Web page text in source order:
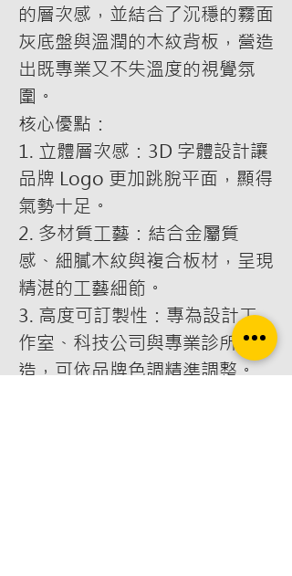
的層次感，並結合了沉穩的霧面
灰底盤與溫潤的木紋背板，營造
出既專業又不失溫度的視覺氛
圍。
核心優點：
1. 立體層次感：3D 字體設計讓
品牌 Logo 更加跳脫平面，顯得
氣勢十足。
2. 多材質工藝：結合金屬質
感、細膩木紋與複合板材，呈現
精湛的工藝細節。
3. 高度可訂製性：專為設計工
作室、科技公司與專業診所打
造，可依品牌色調精準調整。